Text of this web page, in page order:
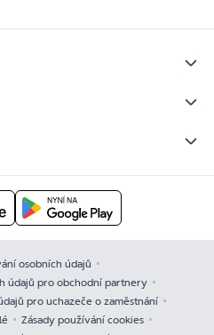
osobních údajů
údajů pro obchodní partnery
pro uchazeče o zaměstnání
Zásady používání cookies